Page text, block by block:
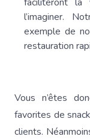
l’imaginer.
exemple de
restauration
Vous n’êtes
favorites de
clients.